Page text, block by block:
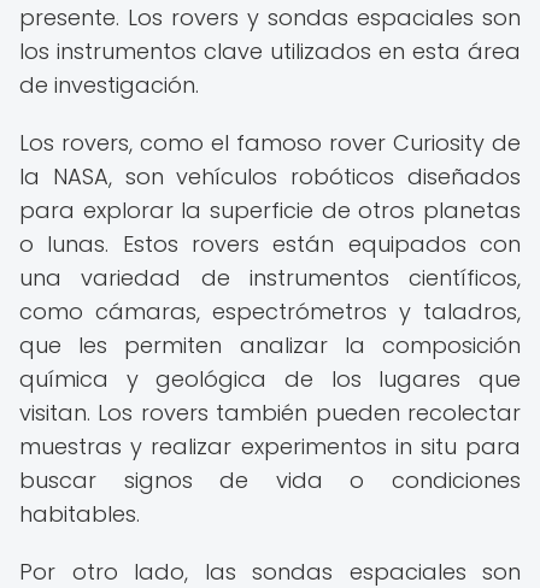
presente. Los rovers y sondas espaciales son
los instrumentos clave utilizados en esta área
de investigación.
Los rovers, como el famoso rover Curiosity de
la NASA, son vehículos robóticos diseñados
para explorar la superficie de otros planetas
o lunas. Estos rovers están equipados con
una variedad de instrumentos científicos,
como cámaras, espectrómetros y taladros,
que les permiten analizar la composición
química y geológica de los lugares que
visitan. Los rovers también pueden recolectar
muestras y realizar experimentos in situ para
buscar signos de vida o condiciones
habitables.
Por otro lado, las sondas espaciales son